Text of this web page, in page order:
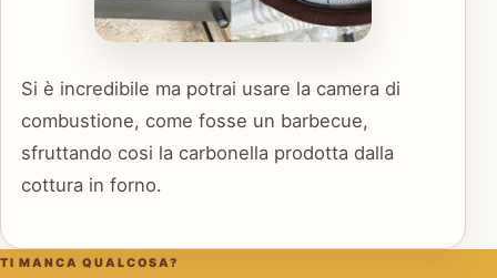
Si è incredibile ma potrai usare la camera di
combustione, come fosse un barbecue,
sfruttando cosi la carbonella prodotta dalla
cottura in forno.
TI MANCA QUALCOSA?